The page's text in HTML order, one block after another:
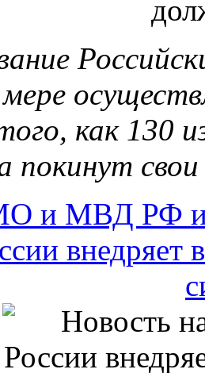
как 130
покинут
и МВД РФ
внедряет